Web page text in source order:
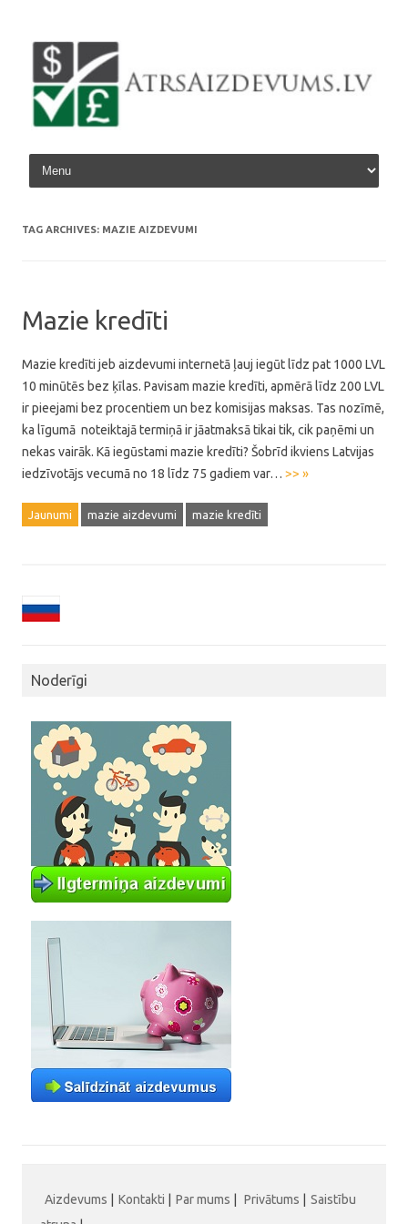
Skip to content
TAG ARCHIVES: MAZIE AIZDEVUMI
Mazie kredīti
Mazie kredīti jeb aizdevumi internetā ļauj iegūt līdz pat 1000 LVL
10 minūtēs bez ķīlas. Pavisam mazie kredīti, apmērā līdz 200 LVL
ir pieejami bez procentiem un bez komisijas maksas. Tas nozīmē,
ka līgumā noteiktajā termiņā ir jāatmaksā tikai tik, cik paņēmi un
nekas vairāk. Kā iegūstami mazie kredīti? Šobrīd ikviens Latvijas
iedzīvotājs vecumā no 18 līdz 75 gadiem var… >> »
Jaunumi mazie aizdevumi mazie kredīti
Noderīgi
Aizdevums Kontakti Par mums Privātums
Saistību